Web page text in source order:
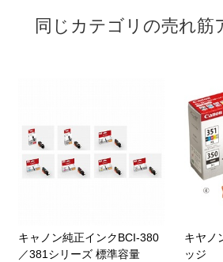
同じカテゴリの売れ筋
キャノン純正インクBCI-380
／381シリーズ 標準容量
キヤノ
ッジ